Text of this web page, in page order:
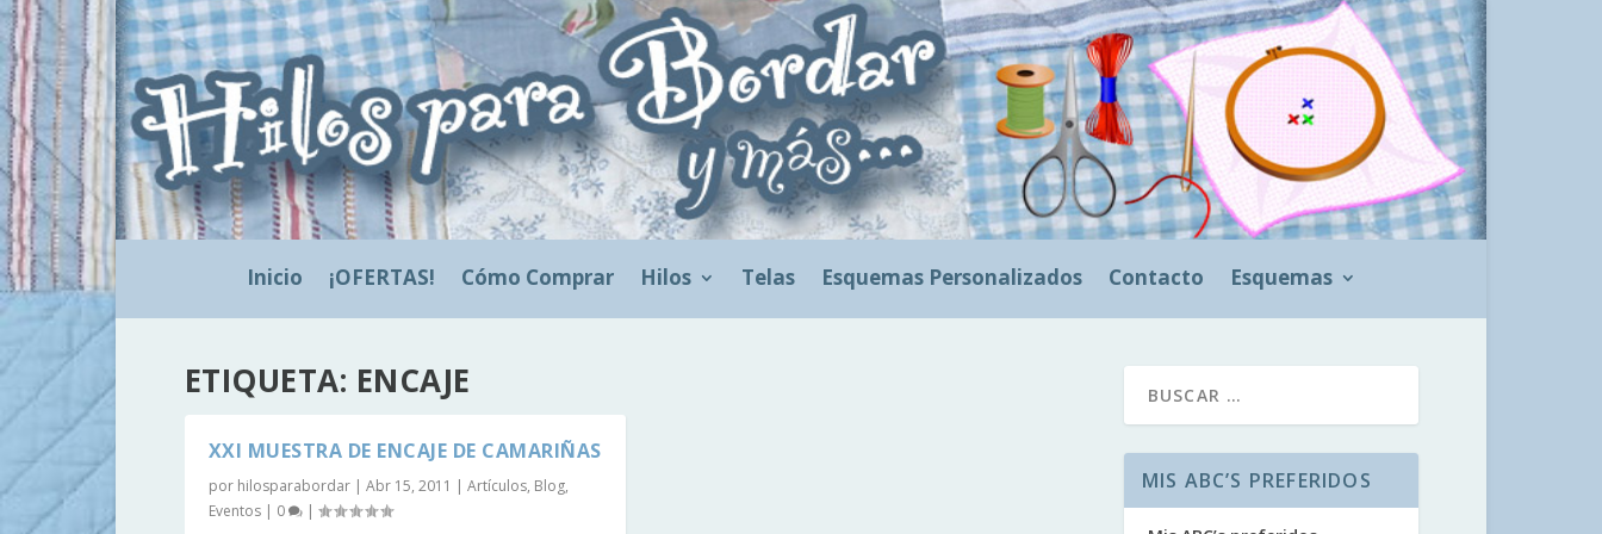
Inicio ¡OFERTAS! Cómo Comprar Hilos Telas Esquemas Personalizados Contacto Esquemas
ETIQUETA: ENCAJE
XXI MUESTRA DE ENCAJE DE CAMARIÑAS
por hilosparabordar| Abr 15, 2011 | Artículos, Blog,
Eventos| 0 |
MIS ABC’S PREFERIDOS